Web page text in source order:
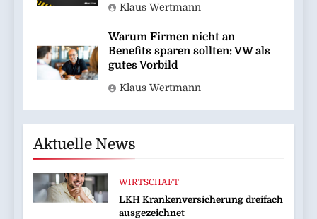
Klaus Wertmann
Warum Firmen nicht an
Benefits sparen sollten: VW als
gutes Vorbild
Klaus Wertmann
Aktuelle News
WIRTSCHAFT
LKH Krankenversicherung dreifach
ausgezeichnet